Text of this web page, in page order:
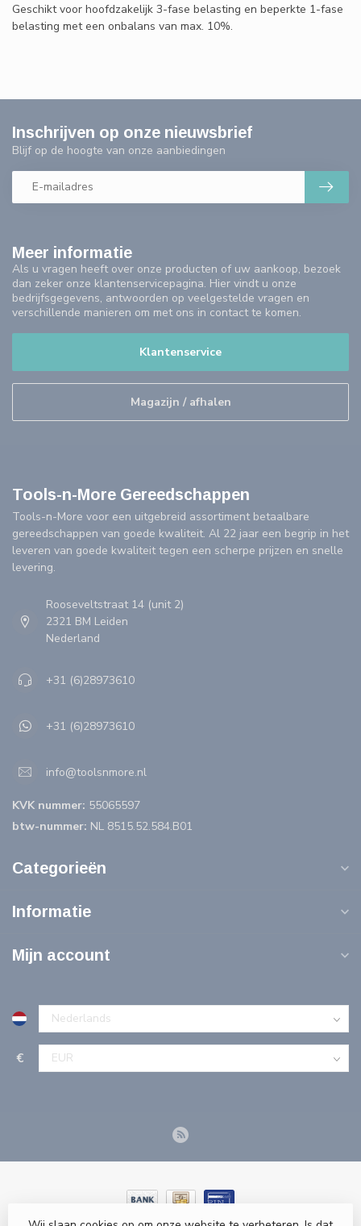
Geschikt voor hoofdzakelijk 3-fase belasting en beperkte 1-fase
belasting met een onbalans van max. 10%.
Meer informatie
Als u vragen heeft over onze producten of uw aankoop, bezoek
dan zeker onze klantenservicepagina. Hier vindt u onze
bedrijfsgegevens, antwoorden op veelgestelde vragen en
verschillende manieren om met ons in contact te komen.
Klantenservice
Magazijn / afhalen
Inschrijven op onze nieuwsbrief
Blijf op de hoogte van onze aanbiedingen
Tools-n-More Gereedschappen
Tools-n-More voor een uitgebreid assortiment betaalbare
gereedschappen van goede kwaliteit. Al 22 jaar een begrip in het
leveren van goede kwaliteit tegen een scherpe prijzen en snelle
levering.
Rooseveltstraat 14 (unit 2)
2321 BM Leiden
Nederland
+31 (6)28973610
+31 (6)28973610
info@toolsnmore.nl
KVK nummer: 55065597
btw-nummer: NL 8515.52.584.B01
Categorieën
Informatie
Mijn account
€